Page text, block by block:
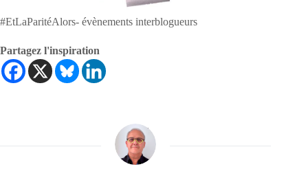
#EtLaParitéAlors- évènements interblogueurs
Partagez l'inspiration